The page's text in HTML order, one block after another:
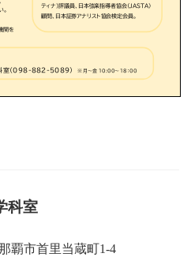
科室
覇市首里当蔵町1-4